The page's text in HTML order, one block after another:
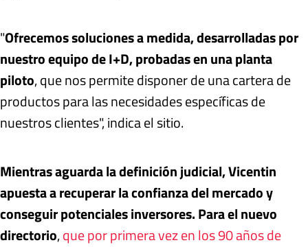
"Ofrecemos soluciones a medida, desarrolladas por
nuestro equipo de I+D, probadas en una planta
piloto, que nos permite disponer de una cartera de
productos para las necesidades específicas de
nuestros clientes", indica el sitio.
Mientras aguarda la definición judicial, Vicentin
apuesta a recuperar la confianza del mercado y
conseguir potenciales inversores. Para el nuevo
directorio,que por primera vez en los 90 años de